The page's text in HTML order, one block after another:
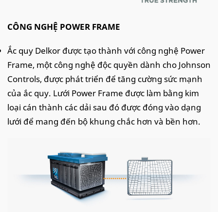
CÔNG NGHỆ POWER FRAME
Ắc quy Delkor được tạo thành với công nghệ Power
Frame, một công nghệ độc quyền dành cho Johnson
Controls, được phát triển để tăng cường sức mạnh
của ắc quy. Lưới Power Frame được làm bằng kim
loại cán thành các dải sau đó được đóng vào dạng
lưới để mang đến bộ khung chắc hơn và bền hơn.